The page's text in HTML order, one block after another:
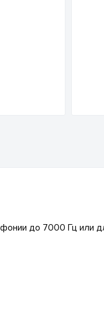
до 7000 Гц или